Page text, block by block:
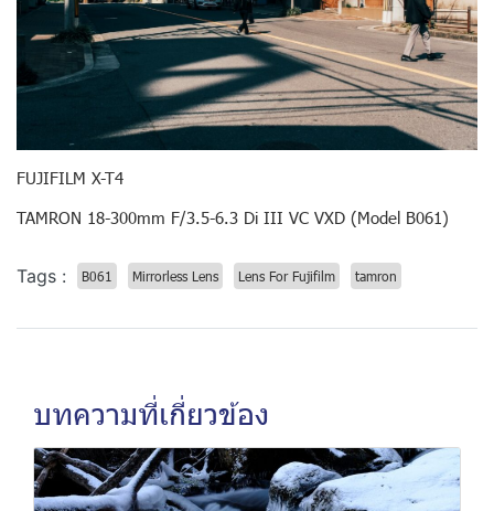
FUJIFILM X-T4
TAMRON 18-300mm F/3.5-6.3 Di III VC VXD (Model B061)
Tags : B061 Mirrorless Lens Lens For Fujifilm tamron
บทความที่เกี่ยวข้อง